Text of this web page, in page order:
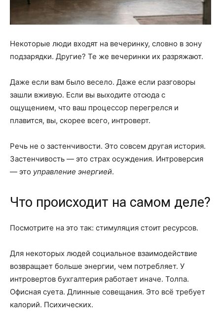
Некоторые люди входят на вечеринку, словно в зону
подзарядки. Другие? Те же вечеринки их разряжают.
Даже если вам было весело. Даже если разговоры
зашли вживую. Если вы выходите отсюда с
ощущением, что ваш процессор перегрелся и
плавится, вы, скорее всего, интроверт.
Речь не о застенчивости. Это совсем другая история.
Застенчивость — это страх осуждения. Интроверсия
— это управление энергией.
Что происходит на самом деле?
Посмотрите на это так: стимуляция стоит ресурсов.
Для некоторых людей социальное взаимодействие
возвращает больше энергии, чем потребляет. У
интровертов бухгалтерия работает иначе. Толпа.
Офисная суета. Длинные совещания. Это всё требует
калорий. Психических.